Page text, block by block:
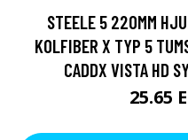
STEELE 5 220MM
KOLFIBER X TYP 5
CADDX VISTA HD
25.65